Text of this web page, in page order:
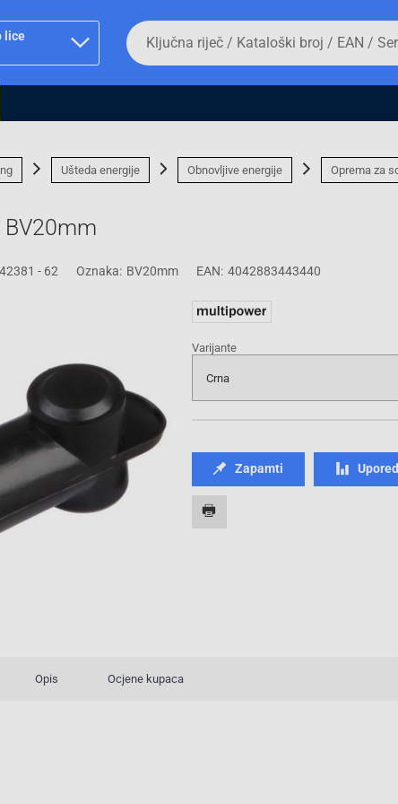
lice
asortiman proizvoda i
Fizičko lice
Da
biste
potražili
proizvod,
broj,
EAN
Ušteda energije Obnovljive energije Oprema za
- 62 Oznaka: BV20mm EAN: 4042883443440
Varijante
Zapamti
Opis Ocjene kupaca